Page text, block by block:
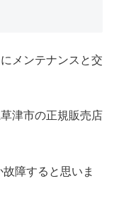
メンテナンスと交
津市の正規販売店
障すると思いま